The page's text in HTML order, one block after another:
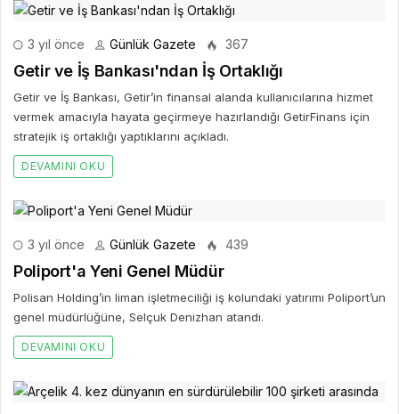
3 yıl önce Günlük Gazete 367
Getir ve İş Bankası'ndan İş Ortaklığı
Getir ve İş Bankası, Getir’in finansal alanda kullanıcılarına hizmet
vermek amacıyla hayata geçirmeye hazırlandığı GetirFinans için
stratejik iş ortaklığı yaptıklarını açıkladı.
DEVAMINI OKU
3 yıl önce Günlük Gazete 439
Poliport'a Yeni Genel Müdür
Polisan Holding’in liman işletmeciliği iş kolundaki yatırımı Poliport’un
genel müdürlüğüne, Selçuk Denizhan atandı.
DEVAMINI OKU